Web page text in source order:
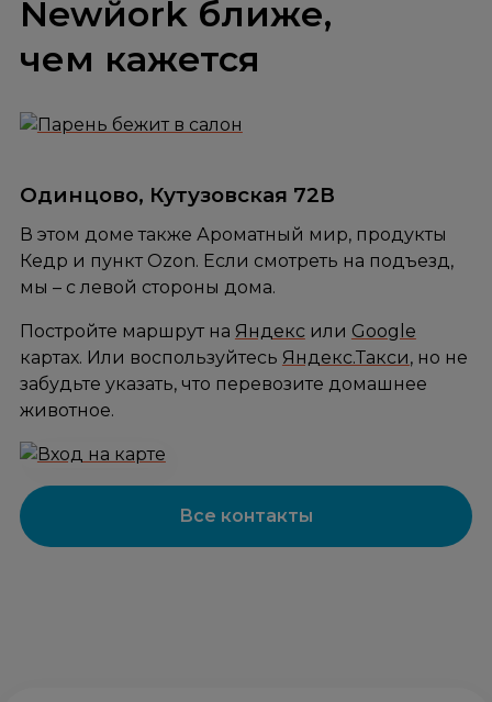
Newйork ближе,
чем кажется
Одинцово, Кутузовская 72В
В этом доме также Ароматный мир, продукты
Кедр и пункт Ozon. Если смотреть на подъезд,
мы – с левой стороны дома.
Постройте маршрут на Яндексили Google
картах. Или воспользуйтесь Яндекс.Такси, но не
забудьте указать, что перевозите домашнее
животное.
Все контакты